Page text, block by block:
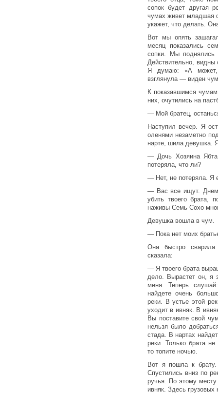
сопок будет другая
чумах живет младшая
укажет, что делать.
Вот мы опять
месяц показались
сопки. Мы
Действительно,
Я думаю: «А может,
взглянула — виден
К показавшимся
них, очутились на
— Мой братец,
Наступил вечер. Я
оленями незаметно
нарте, шила девушка.
— Дочь Хозяина
потеряла, что ли?
— Нет, не потеряла. Я
— Вас все ищут.
убить твоего брата,
наживы Семь Сохо
Девушка вошла в чум.
— Пока нет моих
Она быстро
сказала:
— Я твоего брата
дело. Вырастет он, я
меня. Теперь
найдете очень
реки. В устье этой
уходит в ивняк. В
Вы поставите свой
нельзя было
стада. В нартах
реки. Только брата
то топите ночью.
Вот я пошла к
Спустились вниз по
ручья. По этому
ивняк. Здесь грузовых